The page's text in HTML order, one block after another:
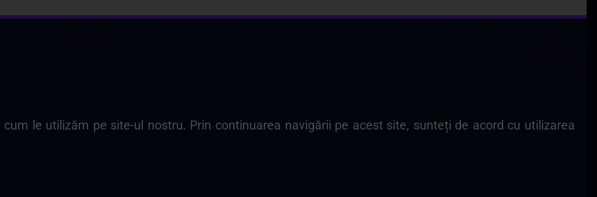
le utilizăm pe site-ul nostru. Prin continuarea navigării pe acest site, sunteți de acord cu utilizarea